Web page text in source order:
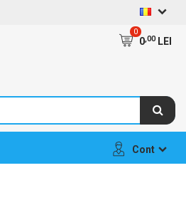
0
0,00LEI
Cont